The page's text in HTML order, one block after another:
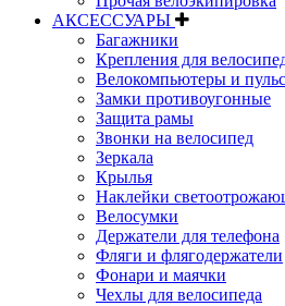
АКСЕССУАРЫ
Багажники
Крепления для
Велокомпьютеры и
Замки противоугонные
Защита рамы
Звонки на велосипед
Зеркала
Крылья
Наклейки
Велосумки
Держатели для телефона
Фляги и флягодержатели
Фонари и маячки
Чехлы для велосипеда